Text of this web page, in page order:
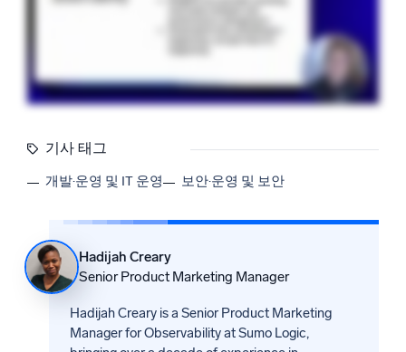
기사 태그
개발·운영 및 IT 운영 보안·운영 및 보안
Hadijah Creary
Senior Product Marketing Manager
Hadijah Creary is a Senior Product Marketing
Manager for Observability at Sumo Logic,